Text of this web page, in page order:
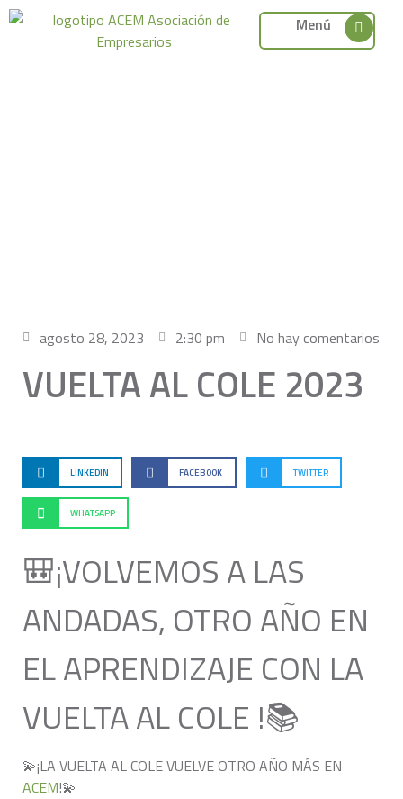
Menú
agosto 28, 2023 2:30 pm No hay comentarios
VUELTA AL COLE 2023
LINKEDIN FACEBOOK TWITTER
WHATSAPP
🎒¡VOLVEMOS A LAS
ANDADAS, OTRO AÑO EN
EL APRENDIZAJE CON LA
VUELTA AL COLE !📚
💫¡LA VUELTA AL COLE VUELVE OTRO AÑO MÁS EN
ACEM!💫